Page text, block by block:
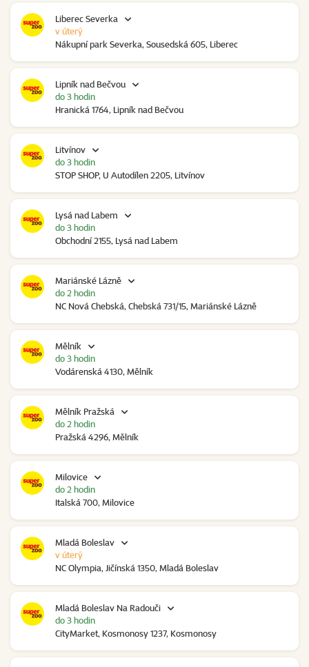
Liberec Severka
Nákupní park Severka, Sousedská 605, Liberec
v úterý
Lipník nad Bečvou
Hranická 1764, Lipník nad Bečvou
do 3 hodin
Litvínov
STOP SHOP, U Autodílen 2205, Litvínov
do 3 hodin
Lysá nad Labem
Obchodní 2155, Lysá nad Labem
do 3 hodin
Mariánské Lázně
NC Nová Chebská, Chebská 731/15, Mariánské Lázně
do 2 hodin
Mělník
Vodárenská 4130, Mělník
do 3 hodin
Mělník Pražská
Pražská 4296, Mělník
do 2 hodin
Milovice
Italská 700, Milovice
do 2 hodin
Mladá Boleslav
NC Olympia, Jičínská 1350, Mladá Boleslav
v úterý
Mladá Boleslav Na Radouči
CityMarket, Kosmonosy 1237, Kosmonosy
do 3 hodin